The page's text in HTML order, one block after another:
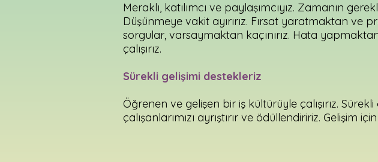
Meraklı, katılımcı ve paylaşımcıyız. Zamanın
Düşünmeye vakit ayırırız. Fırsat yaratmaktan ve
sorgular, varsaymaktan kaçınırız. Hata
çalışırız.
Sürekli gelişimi destekleriz
Öğrenen ve gelişen bir iş kültürüyle çalışırız.
çalışanlarımızı ayrıştırır ve ödüllendiririz. Gelişim